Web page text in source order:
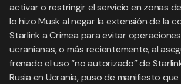
activar o restringir el servicio en zonas
lo hizo Musk al negar la extensión de la
Starlink a Crimea para evitar
ucranianas, o más recientemente, al
frenado el uso “no autorizado” de
Rusia en Ucrania, puso de manifiesto